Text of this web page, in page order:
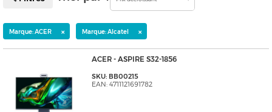
Marque: ACER × Marque: Alcatel ×
ACER - ASPIRE S32-1856
SKU: BB00215
EAN: 4711121691782